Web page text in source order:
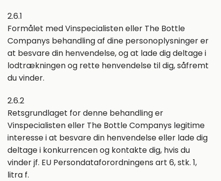
2.6.1
Formålet med Vinspecialisten eller The Bottle
Companys behandling af dine personoplysninger er
at besvare din henvendelse, og at lade dig deltage i
lodtrækningen og rette henvendelse til dig, såfremt
du vinder.
2.6.2
Retsgrundlaget for denne behandling er
Vinspecialisten eller The Bottle Companys legitime
interesse i at besvare din henvendelse eller lade dig
deltage i konkurrencen og kontakte dig, hvis du
vinder jf. EU Persondataforordningens art 6, stk. 1,
litra f.